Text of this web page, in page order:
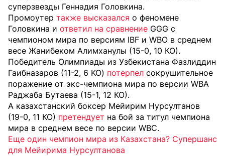
суперзвезды Геннадия Головкина.
Промоутер также высказался о феномене
Головкина и ответил на сравнение GGG с
чемпионом мира по версиям IBF и WBO в среднем
весе Жанибеком Алимханулы (15-0, 10 КО).
Победитель Олимпиады из Узбекистана Фазлиддин
Гаибназаров (11-2, 6 KO) потерпел сокрушительное
поражение от экс-чемпиона мира по версии WBA
Раджаба Бутаева (15-1, 12 КО).
А казахстанский боксер Мейирим Нурсултанов
(19-0, 11 КО) претендует на бой за титул чемпиона
мира в среднем весе по версии WBC.
Еще один чемпион мира из Казахстана? Супершанс
для Мейирима Нурсултанова